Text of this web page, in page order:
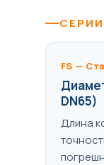
FS —
DN65)
Длина